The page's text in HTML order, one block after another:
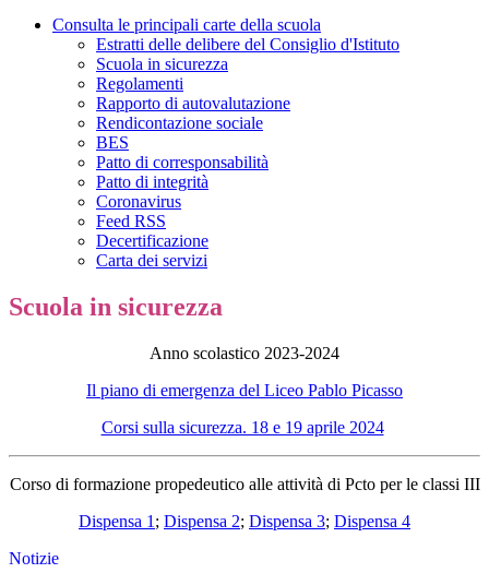
Consulta le principali carte della scuola
Estratti delle delibere del Consiglio d'Istituto
Scuola in sicurezza
Regolamenti
Rapporto di autovalutazione
Rendicontazione sociale
BES
Patto di corresponsabilità
Patto di integrità
Coronavirus
Feed RSS
Decertificazione
Carta dei servizi
Scuola in sicurezza
Anno scolastico 2023-2024
Il piano di emergenza del Liceo Pablo Picasso
Corsi sulla sicurezza. 18 e 19 aprile 2024
Corso di formazione propedeutico alle attività di Pcto per le classi III
Dispensa 1 ; Dispensa 2; Dispensa 3; Dispensa 4
Notizie